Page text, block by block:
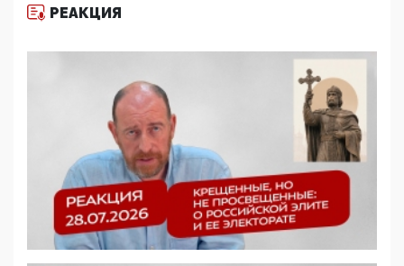
11:53, 09 Июня 2026
деятельность ИИТО ЮНЕСКО в России, но
цифроглобалисты продолжают определять
повестку в образовании
09:43, 01 Июня 2026
5G за счет здоровья граждан: Минцифры намерено
отобрать у регионов и муниципалитетов право
защищать жилые дома и социальные объекты от
05:58, 26 Мая 2026
Роскомнадзор освободили от борца с
деструктивным и опасным контентом
РЕАКЦИЯ